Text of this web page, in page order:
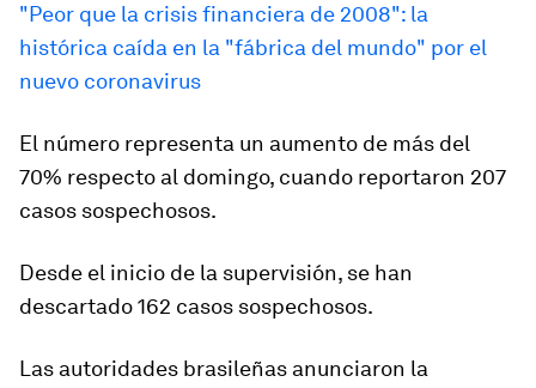
"Peor que la crisis financiera de 2008": la
histórica caída en la "fábrica del mundo" por el
nuevo coronavirus
El número representa un aumento de más del
70% respecto al domingo, cuando reportaron 207
casos sospechosos.
Desde el inicio de la supervisión, se han
descartado 162 casos sospechosos.
Las autoridades brasileñas anunciaron la